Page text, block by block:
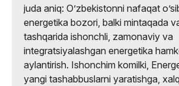
juda aniq: Oʼzbekistonni nafaqat
energetika bozori, balki mintaqada
tashqarida ishonchli, zamonaviy va
integratsiyalashgan energetika
aylantirish. Ishonchim komilki,
yangi tashabbuslarni yaratishga,